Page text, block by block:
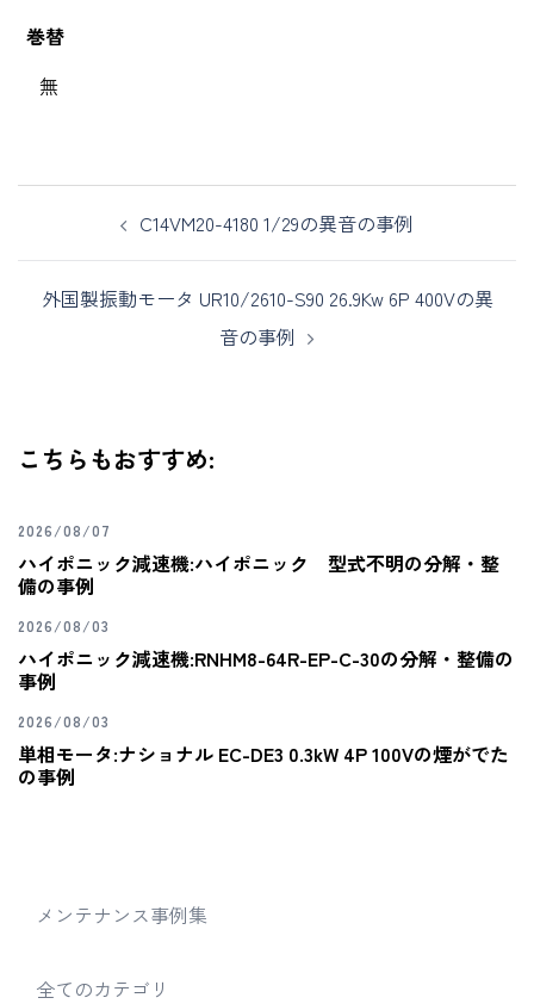
巻替
無
C14VM20-4180 1/29の異音の事例
外国製振動モータ UR10/2610-S90 26.9Kw 6P 400Vの異
音の事例
こちらもおすすめ:
2026/08/07
ハイポニック減速機:ハイポニック 型式不明の分解・整
備の事例
2026/08/03
ハイポニック減速機:RNHM8-64R-EP-C-30の分解・整備の
事例
2026/08/03
単相モータ:ナショナル EC-DE3 0.3kW 4P 100Vの煙がでた
の事例
メンテナンス事例集
全てのカテゴリ